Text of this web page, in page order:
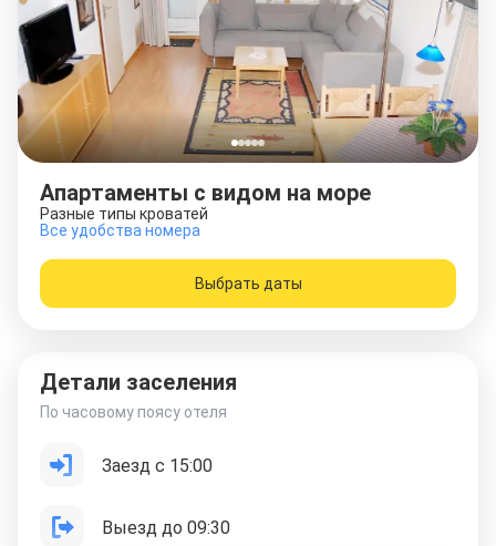
Апартаменты с видом на море
Разные типы кроватей
Все удобства номера
Выбрать даты
Детали заселения
По часовому поясу отеля
Заезд с 15:00
Выезд до 09:30